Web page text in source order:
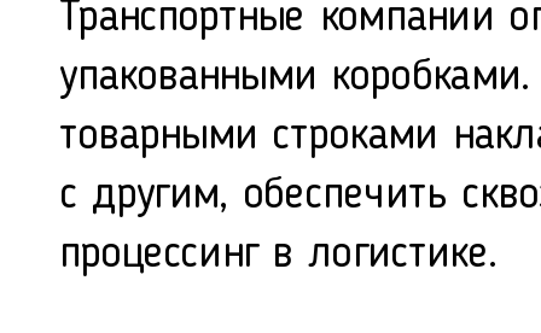
Транспортные компании
упакованными
товарными строками
с другим, обеспечить
процессинг в логистике.